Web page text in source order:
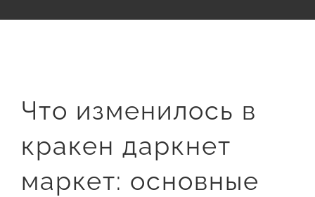
Что изменилось в
кракен даркнет
маркет: основные